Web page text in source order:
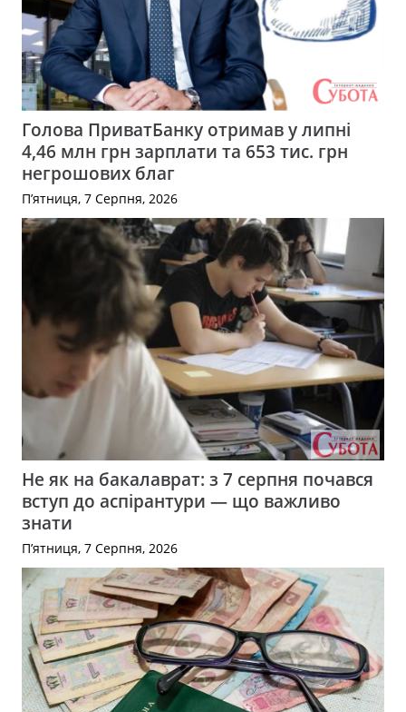
Голова ПриватБанку отримав у липні
4,46 млн грн зарплати та 653 тис. грн
негрошових благ
П’ятниця, 7 Серпня, 2026
Не як на бакалаврат: з 7 серпня почався
вступ до аспірантури — що важливо
знати
П’ятниця, 7 Серпня, 2026